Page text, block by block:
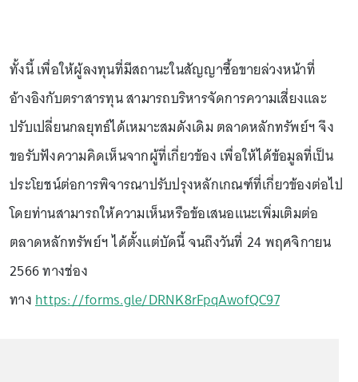
ทั้งนี้ เพื่อให้ผู้ลงทุนที่มีสถานะในสัญญาซื้อขายล่วงหน้าที่
อ้างอิงกับตราสารทุน สามารถบริหารจัดการความเสี่ยงและ
ปรับเปลี่ยนกลยุทธ์ได้เหมาะสมดังเดิม ตลาดหลักทรัพย์ฯ จึง
ขอรับฟังความคิดเห็นจากผู้ที่เกี่ยวข้อง เพื่อให้ได้ข้อมูลที่เป็น
ประโยชน์ต่อการพิจารณาปรับปรุงหลักเกณฑ์ที่เกี่ยวข้องต่อไป
โดยท่านสามารถให้ความเห็นหรือข้อเสนอแนะเพิ่มเติมต่อ
ตลาดหลักทรัพย์ฯ ได้ตั้งแต่บัดนี้ จนถึงวันที่ 24 พฤศจิกายน
2566 ทางช่อง
ทางhttps://forms.gle/DRNK8rFpqAwofQC97